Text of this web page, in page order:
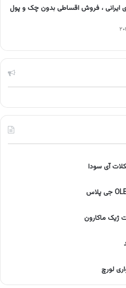
ایرانی ، فروش اقساطی بدون چک و پول
آی سودا
ژیک ماکارون
لورچ